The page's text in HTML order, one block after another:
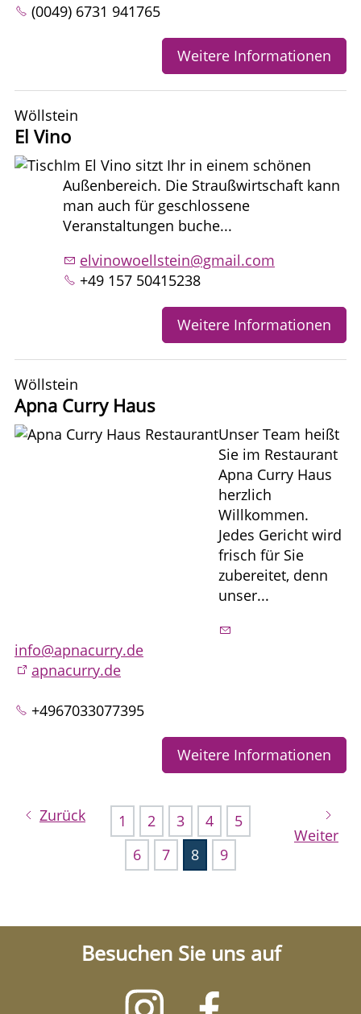
(0049) 6731 941765
Weitere Informationen
Wöllstein
El Vino
Im El Vino sitzt Ihr in einem schönen
Außenbereich. Die Straußwirtschaft kann
man auch für geschlossene
Veranstaltungen buche...
elvinowoellstein@gmail.com
+49 157 50415238
Weitere Informationen
Wöllstein
Apna Curry Haus
Unser Team heißt
Sie im Restaurant
Apna Curry Haus
herzlich
Willkommen.
Jedes Gericht wird
frisch für Sie
zubereitet, denn
unser...
info@apnacurry.de
apnacurry.de
+4967033077395
Weitere Informationen
Zurück
Weiter
1 2 3 4
5
6
7 8 9
Besuchen Sie uns auf
Besuchen
Besuchen